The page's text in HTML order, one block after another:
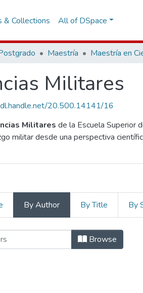
& Collections All of DSpace
Maestría
Militares
20.500.14141/16
Militares de la Escuela Superior
militar desde una perspectiva
By Author By Title By
Militares by
Browse